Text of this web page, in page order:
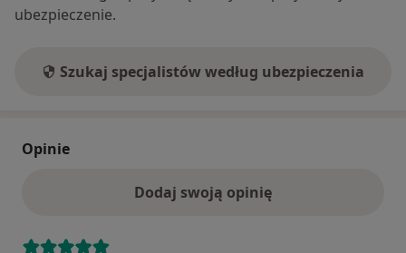
ubezpieczenie.
Szukaj specjalistów według ubezpieczenia
Opinie
Dodaj swoją opinię